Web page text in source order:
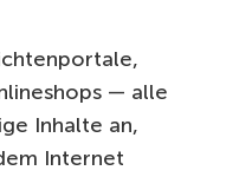
— alle
Inhalte an,
Internet